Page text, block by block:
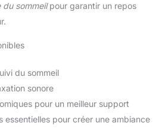
sommeilpour garantir un repos
du sommeil
sonore
pour un meilleur support
essentielles pour créer une ambiance